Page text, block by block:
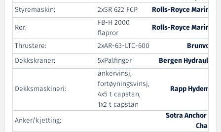
Styremaskin:
2xSR 622 FCP
Rolls-Royce Marine
Ror:
FB-H 2000
flapror
Rolls-Royce Marine
Thrustere:
2xAR-63-LTC-600
Brunvoll
Dekkskraner:
5xPalfinger Bergen Hydraulic
Dekksmaskineri:
ankervinsj,
fortøyningsvinsj,
4x5 t capstan,
1x2 t capstan
Rapp Hydema
Anker/kjetting:
Sotra Anchor &
Chain